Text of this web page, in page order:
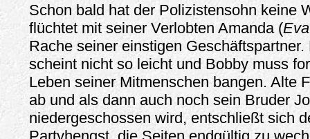
Schon bald hat der Polizistensohn keine
flüchtet mit seiner Verlobten Amanda (
Rache seiner einstigen
scheint nicht so leicht und Bobby muss
Leben seiner Mitmenschen bangen. Alte
ab und als dann auch noch sein Bruder
niedergeschossen wird, entschließt sich